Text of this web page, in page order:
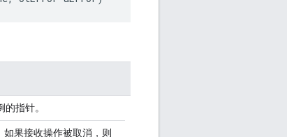
指针。
果接收操作被取消，则